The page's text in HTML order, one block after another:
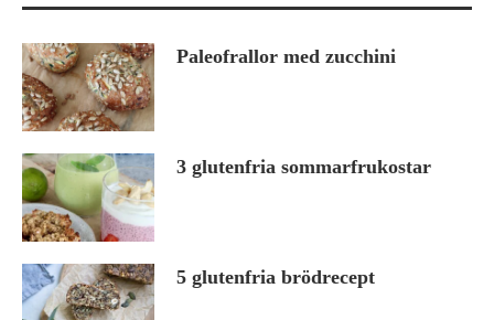
Paleofrallor med zucchini
3 glutenfria sommarfrukostar
5 glutenfria brödrecept